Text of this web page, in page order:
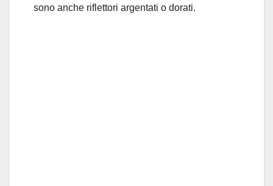
sono anche riflettori argentati o dorati.